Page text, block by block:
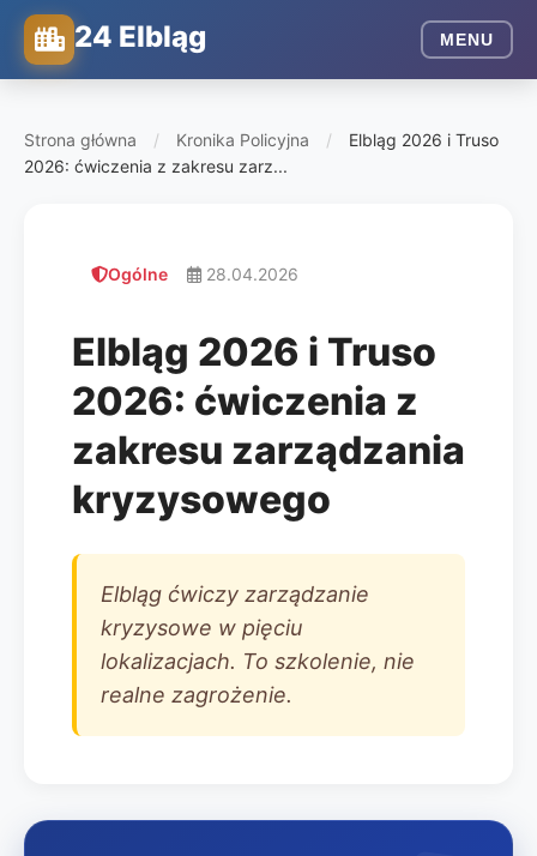
24 Elbląg MENU
Strona główna / Kronika Policyjna /
Elbląg 2026 i Truso
2026: ćwiczenia z zakresu zarz...
Ogólne 28.04.2026
Elbląg 2026 i Truso
2026: ćwiczenia z
zakresu zarządzania
kryzysowego
Elbląg ćwiczy zarządzanie
kryzysowe w pięciu
lokalizacjach. To szkolenie, nie
realne zagrożenie.